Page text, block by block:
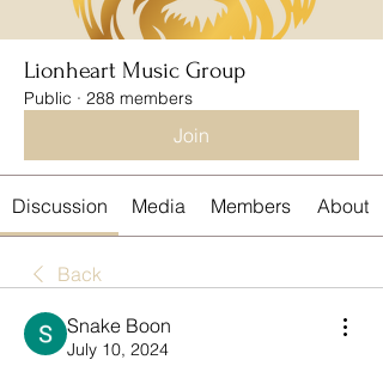
Lionheart Music Group
Public · 288 members
Join
Discussion Media Members About
Back
Snake Boon
July 10, 2024